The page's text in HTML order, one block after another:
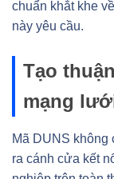
chuẩn khắt khe
này yêu cầu.
Tạo
mạng
Mã DUNS không
ra cánh cửa kết